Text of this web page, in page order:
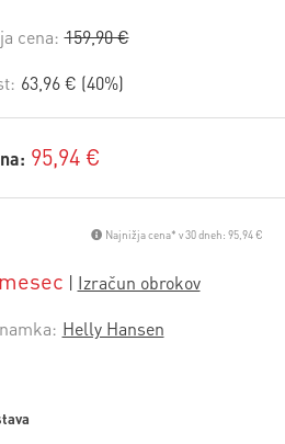
cena: 159,90 €
63,96 € (40%)
95,94 €
Najnižja cena* v 30 dneh: 95,94 €
Helly Hansen